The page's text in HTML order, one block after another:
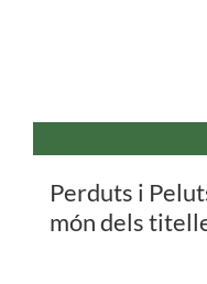
Perduts i
món dels